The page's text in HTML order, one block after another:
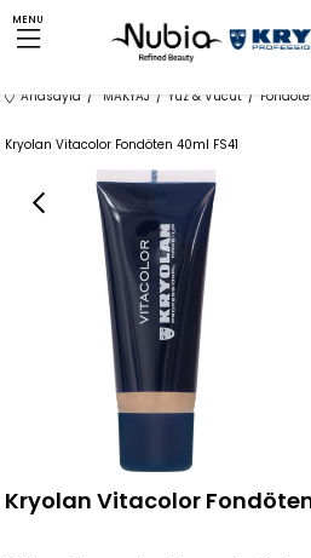
MENU
Anasayfa MAKYAJ Yüz & Vücut
Kryolan Vitacolor Fondöten 40ml FS41
Kryolan Vitacolor Fondöten